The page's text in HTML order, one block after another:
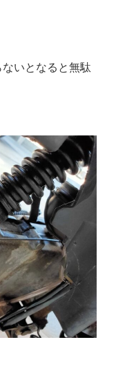
いとなると無駄